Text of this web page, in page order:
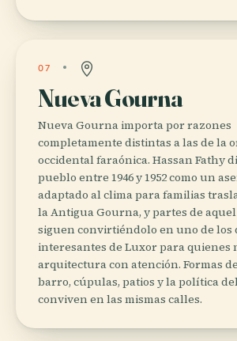
07
Nueva Gourna
Nueva Gourna importa por razones
completamente distintas a las de la
occidental faraónica. Hassan Fathy
pueblo entre 1946 y 1952 como un
adaptado al clima para familias
la Antigua Gourna, y partes de
siguen convirtiéndolo en uno de los
interesantes de Luxor para quienes
arquitectura con atención. Formas
barro, cúpulas, patios y la política
conviven en las mismas calles.